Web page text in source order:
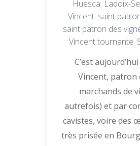
Huesca, Ladoix-
Vincent, saint
saint patron des
Vincent tournante,
C’est
Vincent, patron
marchands de
autrefois) et par
cavistes, voire des
très prisée en